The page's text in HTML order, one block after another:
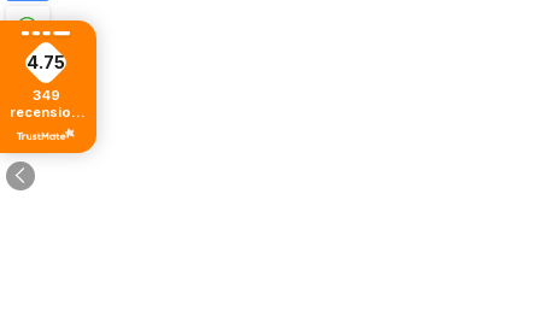
4.75
349
recensioni
di tutti i
tempi